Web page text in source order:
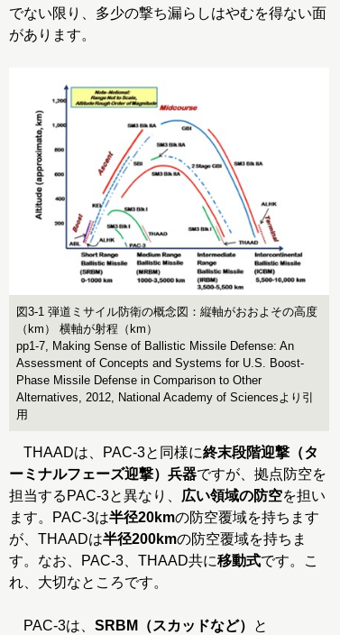
でない限り、多少の撃ち漏らしはやむを得ない面
があります。
図3-1 弾道ミサイル防衛の概念図：縦軸がおおよその高度
（km） 横軸が射程（km）
pp1-7, Making Sense of Ballistic Missile Defense: An
Assessment of Concepts and Systems for U.S. Boost-
Phase Missile Defense in Comparison to Other
Alternatives, 2012, National Academy of Sciencesより引
用
THAADは、PAC-3と同様に終末段階迎撃（タ
ーミナルフェーズ迎撃）兵器ですが、拠点防空を
担当するPAC-3と異なり、 広い領域の防空を担い
ます。PAC-3は半径20kmの防空覆域を持ちます
が、THAADは半径200kmの防空覆域を持ちま
す。なお、PAC-3、THAAD共に移動式です。こ
れ、大切なところです。
PAC-3は、 SRBM（スカッドなど）
と